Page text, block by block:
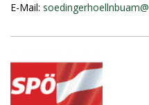
E-Mail: soedingerhoellnbuam@